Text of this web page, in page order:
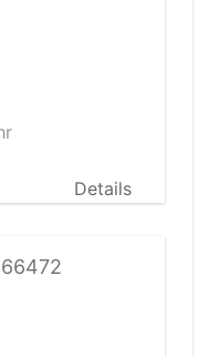
Details